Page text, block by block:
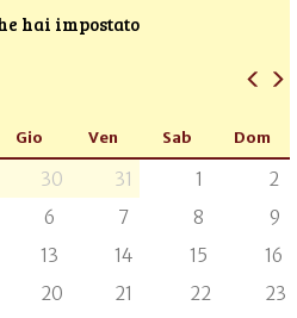
hai impostato
Gio Ven Sab Dom
30 31 1
2
6 7 8
9
13 14 15
16
20 21 22
23